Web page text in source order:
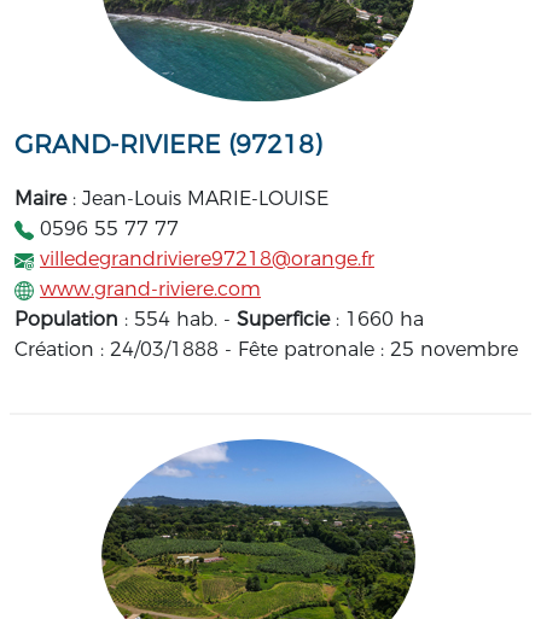
GRAND-RIVIERE (97218)
Maire: Jean-Louis MARIE-LOUISE
0596 55 77 77
villedegrandriviere97218@orange.fr
www.grand-riviere.com
Population : 554 hab. - Superficie : 1660 ha
Création : 24/03/1888 - Fête patronale : 25 novembre